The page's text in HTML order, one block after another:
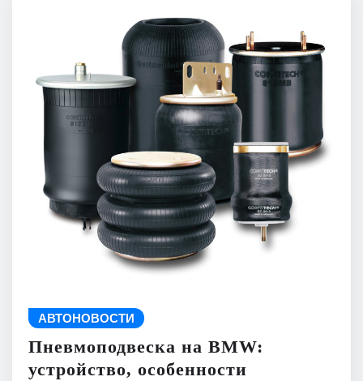
АВТОНОВОСТИ
Пневмоподвеска на BMW:
устройство, особенности